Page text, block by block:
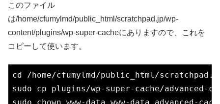
このファイル
は/home/cfumylmd/public_html/scratchpad.jp/wp-
content/plugins/wp-super-cacheにありますので、これを
コピーして使います。
cd
/home/cfumylmd/public_html/
sudo cp plugins/wp-super-cache/advanced-